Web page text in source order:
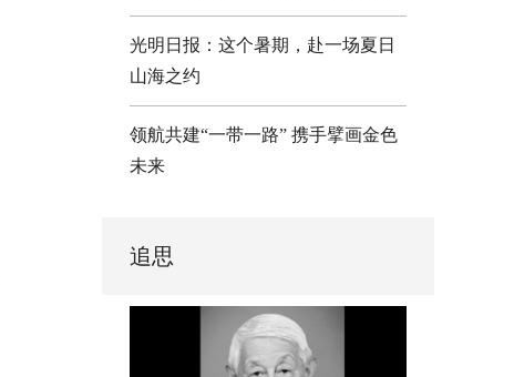
光明日报：这个暑期，赴一场夏日
山海之约
领航共建“一带一路” 携手擘画金色
未来
追思